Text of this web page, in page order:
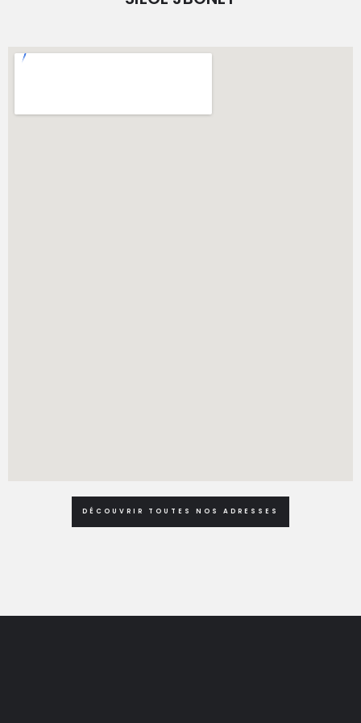
DÉCOUVRIR TOUTES NOS ADRESSES